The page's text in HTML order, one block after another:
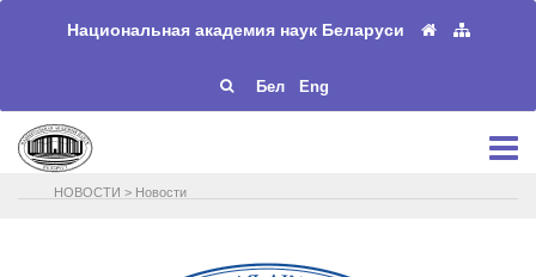
Национальная академия наук Беларуси
Бел Eng
НОВОСТИ > Новости